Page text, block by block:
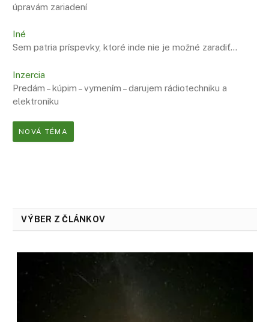
úpravám zariadení
Iné
Sem patria príspevky, ktoré inde nie je možné zaradiť…
Inzercia
Predám – kúpim – vymením – darujem rádiotechniku a
elektroniku
NOVÁ TÉMA
VÝBER Z ČLÁNKOV